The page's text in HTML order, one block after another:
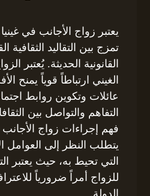
يعتبر زواج الأجانب في
تمزج بين التقاليد الثقافية
القانونية الحديثة. يُعتبر
الغيني ارتباطاً قوياً يمنح
عائلات وتكوين روابط
التفاهم والتواصل بين
فهم إجراءات زواج الأجانب
يتطلب النظر إلى العوامل
التي تحيط به، حيث يعتبر
للزواج أمراً ضرورياً
الدولة.